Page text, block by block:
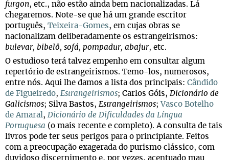
furgon, etc., não estão ainda bem nacionalizadas. Lá
chegaremos. Note-se que há um grande escritor
português, Teixeira-Gomes, em cujas obras se
nacionalizam deliberadamente os estrangeirismos:
bulevar, bibelô, sofá, pompadur, abajur, etc.
O estudioso terá talvez empenho em consultar algum
repertório de estrangeirismos. Temo-los, numerosos,
entre nós. Aqui lhe damos a lista dos principais: Cândido
de Figueiredo, Estrangeirismos; Carlos Góis, Dicionário de
Galicismos; Silva Bastos, Estrangeirismos; Vasco Botelho
de Amaral, Dicionário de Dificuldades da Língua
Portuguesa (o mais recente e completo). A consulta de tais
livros pode ter seus perigos para o principiante. Feitos
com a preocupação exagerada do purismo clássico, com
duvidoso discernimento e, por vezes, acentuado mau